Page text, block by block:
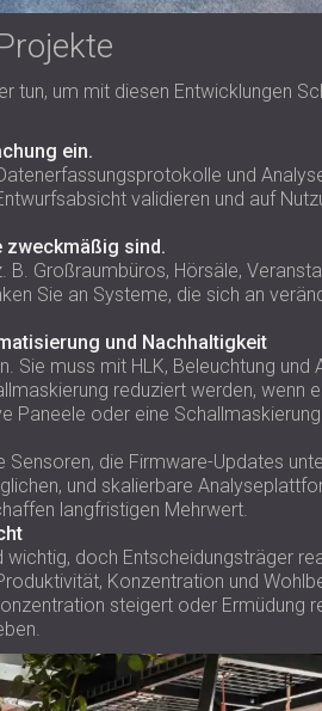
um mit diesen Entwicklungen
ein.
und
validieren und auf
zweckmäßig sind.
Großraumbüros, Hörsäle,
Sie an Systeme, die sich an
und Nachhaltigkeit
Sie muss mit HLK, Beleuchtung und
reduziert werden, wenn
Paneele oder eine
die Firmware-Updates
und skalierbare
langfristigen Mehrwert.
wichtig, doch Entscheidungsträger
Konzentration und
steigert oder Ermüdung